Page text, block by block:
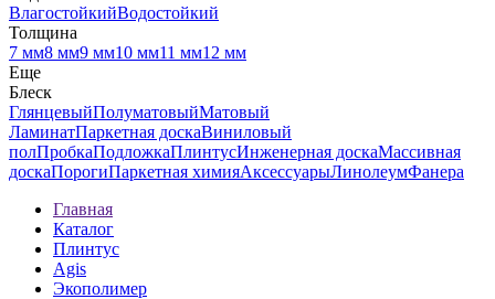
ВлагостойкийВодостойкий
Толщина
7 мм8 мм9 мм10 мм11 мм12 мм
Еще
Блеск
ГлянцевыйПолуматовыйМатовый
ЛаминатПаркетная доскаВиниловый
полПробкаПодложкаПлинтусИнженерная доскаМассивная
доскаПорогиПаркетная химияАксессуарыЛинолеумФанера
Главная
Каталог
Плинтус
Agis
Экополимер